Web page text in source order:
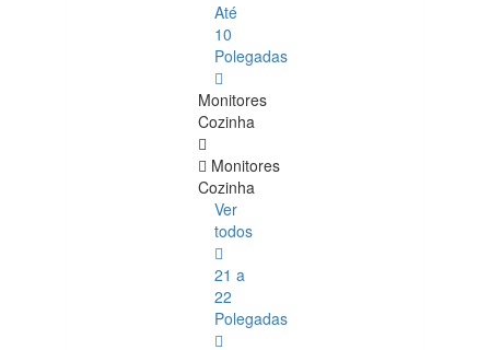
Até
10
Polegadas
Monitores
Cozinha
Monitores
Cozinha
Ver
todos
21 a
22
Polegadas